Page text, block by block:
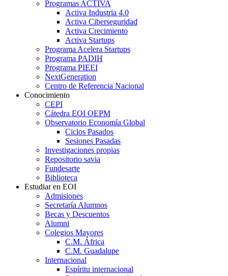
Programas ACTIVA
Activa Industria 4.0
Activa Ciberseguridad
Activa Crecimiento
Activa Startups
Programa Acelera Startups
Programa PADIH
Programa PIEEI
NextGeneration
Centro de Referencia Nacional
Conocimiento
CEPI
Cátedra EOI OEPM
Observatorio Economía Global
Ciclos Pasados
Sesiones Pasadas
Investigaciones propias
Repositorio savia
Fundesarte
Biblioteca
Estudiar en EOI
Admisiones
Secretaría Alumnos
Becas y Descuentos
Alumni
Colegios Mayores
C.M. África
C.M. Guadalupe
Internacional
Espíritu internacional